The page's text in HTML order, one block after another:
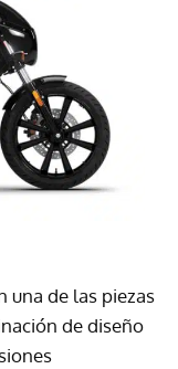
una de las piezas
de diseño